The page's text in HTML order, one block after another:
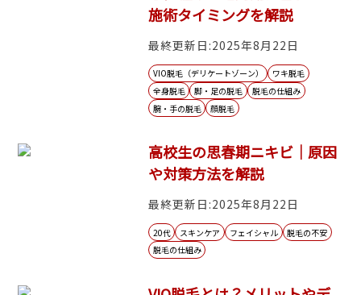
施術タイミングを解説
最終更新日:2025年8月22日
VIO脱毛（デリケートゾーン）
ワキ脱毛
全身脱毛
脚・足の脱毛
脱毛の仕組み
腕・手の脱毛
顔脱毛
高校生の思春期ニキビ｜原因
や対策方法を解説
最終更新日:2025年8月22日
20代 スキンケア フェイシャル
脱毛の不安
脱毛の仕組み